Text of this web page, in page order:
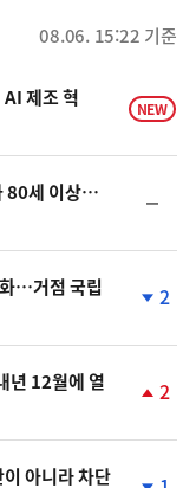
08.06. 15:22 기준
제조 혁
NEW
80세 이상…
일
…거점 국립
2
년 12월에 열
2
아니라 차단